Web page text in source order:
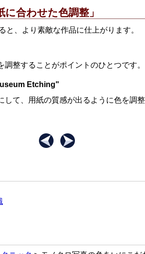
合わせた色調整」
と、より素敵な作品に仕上がります。
整することがポイントのひとつです。
Etching"
して、用紙の質感が出るように色を調